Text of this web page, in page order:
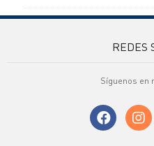
REDES
Síguenos en